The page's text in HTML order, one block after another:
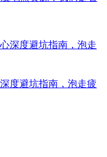
度避坑指南，泡走疲